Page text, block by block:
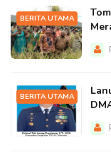
BERITA UTAMA
BERITA UTAMA